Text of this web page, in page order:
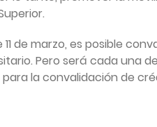
de marzo, es posible
Pero será cada una
la convalidación de